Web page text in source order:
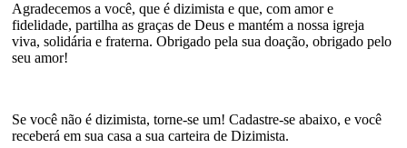
Agradecemos a você, que é dizimista e que, com amor e
fidelidade, partilha as graças de Deus e mantém a nossa igreja
viva, solidária e fraterna. Obrigado pela sua doação, obrigado pelo
seu amor!
Se você não é dizimista, torne-se um! Cadastre-se abaixo, e você
receberá em sua casa a sua carteira de Dizimista.